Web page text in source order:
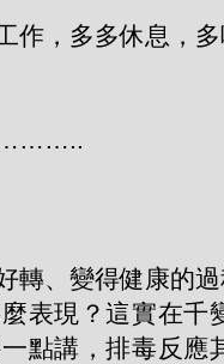
作，多多休息，
轉、變得健康的
表現？這實在千
點講，排毒反應